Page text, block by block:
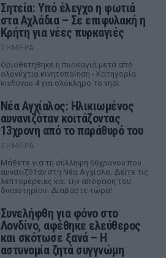
Σητεία: Υπό έλεγχο η φωτιά
στα Αχλάδια – Σε επιφυλακή η
Κρήτη για νέες πυρκαγιές
ΣΉΜΕΡΑ
Οριοθετήθηκε η πυρκαγιά μετά από
ολονύχτια κινητοποίηση - Κατηγορία
κινδύνου 4 για ολόκληρο το νησί
Νέα Αγχίαλος: Ηλικιωμένος
αυνανιζόταν κοιτάζοντας
13χρονη από το παράθυρό του
ΣΉΜΕΡΑ
Μάθετε για τη σύλληψη 66χρονου που
αυνανιζόταν στη Νέα Αγχίαλο. Δείτε τις
λεπτομέρειες και την απόφαση του
δικαστηρίου. Διαβάστε τώρα!
Συνελήφθη για φόνο στο
Λονδίνο, αφέθηκε ελεύθερος
και σκότωσε ξανά – Η
αστυνομία ζητά συγγνώμη